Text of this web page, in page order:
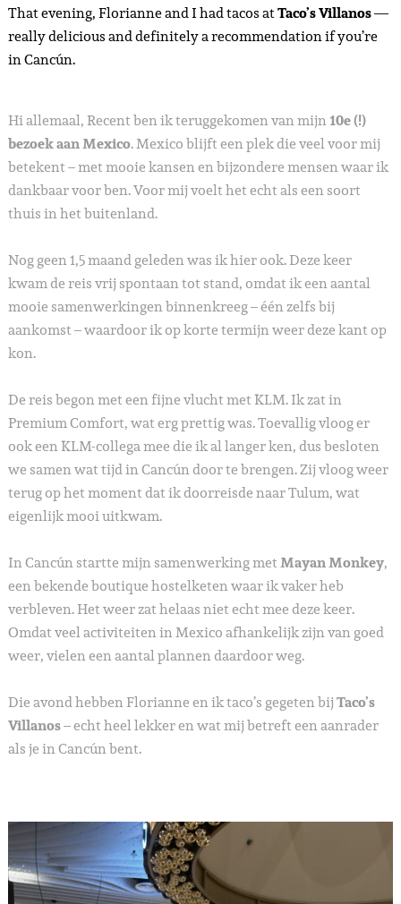
That evening, Florianne and I had tacos atTaco’s Villanos—
really delicious and definitely a recommendation if you’re
in Cancún.
Hi allemaal, Recent ben ik teruggekomen van mijn10e (!)
bezoek aan Mexico. Mexico blijft een plek die veel voor mij
betekent – met mooie kansen en bijzondere mensen waar ik
dankbaar voor ben. Voor mij voelt het echt als een soort
thuis in het buitenland.
Nog geen 1,5 maand geleden was ik hier ook. Deze keer
kwam de reis vrij spontaan tot stand, omdat ik een aantal
mooie samenwerkingen binnenkreeg – één zelfs bij
aankomst – waardoor ik op korte termijn weer deze kant op
kon.
De reis begon met een fijne vlucht met KLM. Ik zat in
Premium Comfort, wat erg prettig was. Toevallig vloog er
ook een KLM-collega mee die ik al langer ken, dus besloten
we samen wat tijd in Cancún door te brengen. Zij vloog weer
terug op het moment dat ik doorreisde naar Tulum, wat
eigenlijk mooi uitkwam.
In Cancún startte mijn samenwerking metMayan Monkey,
een bekende boutique hostelketen waar ik vaker heb
verbleven. Het weer zat helaas niet echt mee deze keer.
Omdat veel activiteiten in Mexico afhankelijk zijn van goed
weer, vielen een aantal plannen daardoor weg.
Die avond hebben Florianne en ik taco’s gegeten bijTaco’s
Villanos– echt heel lekker en wat mij betreft een aanrader
als je in Cancún bent.